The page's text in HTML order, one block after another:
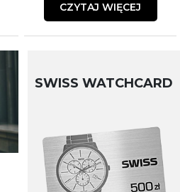
CZYTAJ WIĘCEJ
SWISS WATCHCARD